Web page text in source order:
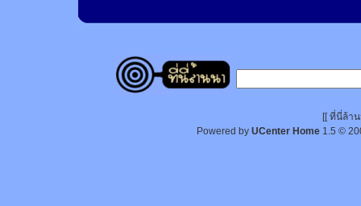
[[ ที่นี่ล้า
Powered by UCenter Home 1.5 ©